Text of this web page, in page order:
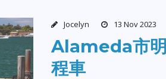
Jocelyn 13 Nov 2023
Alameda市明
程車